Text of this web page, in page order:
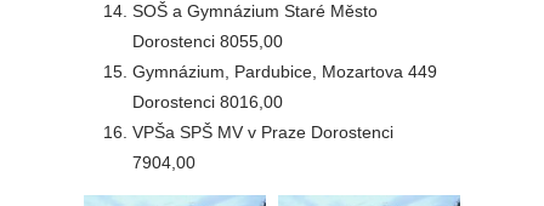
SOŠ a Gymnázium Staré Město
Dorostenci 8055,00
Gymnázium, Pardubice, Mozartova 449
Dorostenci 8016,00
VPŠa SPŠ MV v Praze Dorostenci
7904,00